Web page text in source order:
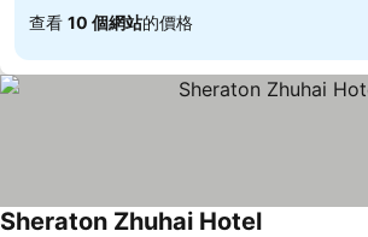
查看 10 個網站的價格
Sheraton Zhuhai Hotel